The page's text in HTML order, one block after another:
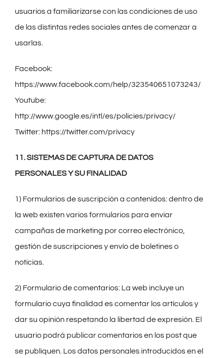
usuarios a familiarizarse con las condiciones de uso
de las distintas redes sociales antes de comenzar a
usarlas.
Facebook:
https://www.facebook.com/help/323540651073243/
Youtube:
http://www.google.es/intl/es/policies/privacy/
Twitter: https://twitter.com/privacy
11. SISTEMAS DE CAPTURA DE DATOS
PERSONALES Y SU FINALIDAD
1) Formularios de suscripción a contenidos: dentro de
la web existen varios formularios para enviar
campañas de marketing por correo electrónico,
gestión de suscripciones y envío de boletines o
noticias.
2) Formulario de comentarios: La web incluye un
formulario cuya finalidad es comentar los artículos y
dar su opinión respetando la libertad de expresión. El
usuario podrá publicar comentarios en los post que
se publiquen. Los datos personales introducidos en el